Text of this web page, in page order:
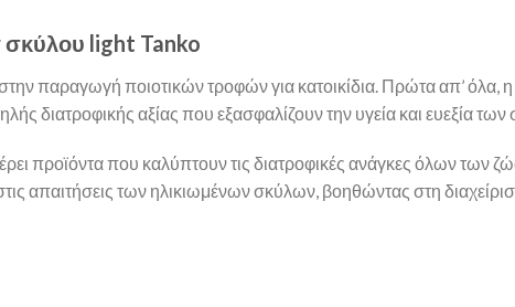
σκύλου light Tanko
στην παραγωγή ποιοτικών τροφών για κατοικίδια. Πρώτα απ’ όλα,
διατροφικής αξίας που εξασφαλίζουν την υγεία και ευεξία
προϊόντα που καλύπτουν τις διατροφικές ανάγκες όλων των
απαιτήσεις των ηλικιωμένων σκύλων, βοηθώντας στη